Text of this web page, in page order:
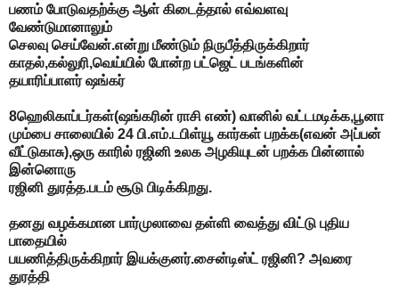
பணம் போடுவதற்க்கு ஆள் கிடைத்தால் எவ்வளவு
வேண்டுமானாலும்
செலவு செய்வேன்.என்று மீண்டும் நிருபீத்திருக்கிறார்
காதல்,கல்லுரி,வெய்யில் போன்ற பட்ஜெட் படங்களின்
தயாரிப்பாளர் ஷங்கர்
8ஹெலிகாப்டர்கள்(ஷங்கரின் ராசி எண்) வானில் வட்டமடிக்க,பூனா
மும்பை சாலையில் 24 பி.எம்.டபிள்யூ கார்கள் பறக்க(எவன் அப்பன்
வீட்டுகாசு),ஒரு காரில் ரஜினி உலக அழகியுடன் பறக்க பின்னால்
இன்னொரு
ரஜினி துரத்த.படம் சூடு பிடிக்கிறது.
தனது வழக்கமான பார்முலாவை தள்ளி வைத்து விட்டு புதிய
பாதையில்
பயணித்திருக்கிறார் இயக்குனர்.சைன்டிஸ்ட் ரஜினி? அவரை
துரத்தி